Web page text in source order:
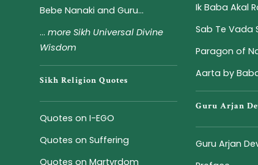
Bebe Nanaki and Guru...
... more Sikh Universal Divine
Wisdom
Sikh Religion Quotes
Quotes on I-EGO
Quotes on Suffering
Quotes on Martyrdom
Ik Baba Akal
Sab Te Vada
Paragon of
Aarta by Baba
Guru Arjan
Guru Arjan